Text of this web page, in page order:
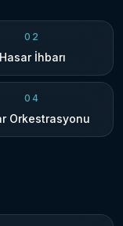
02
Hasar İhbarı
04
Orkestrasyonu